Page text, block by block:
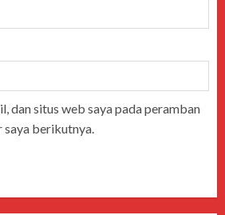
dan situs web saya pada peramban
saya berikutnya.